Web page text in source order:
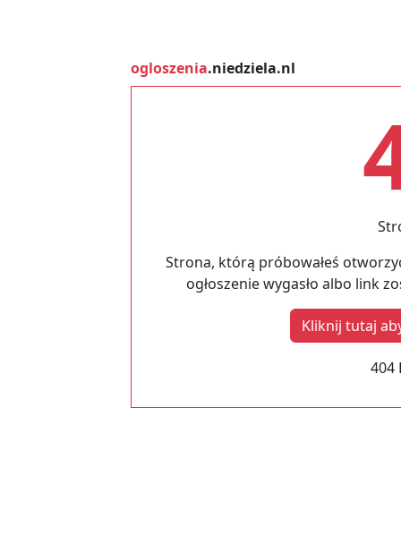
ogloszenia.niedziela.nl
Strona, którą próbowałeś
ogłoszenie wygasło albo link
Kliknij tutaj
404